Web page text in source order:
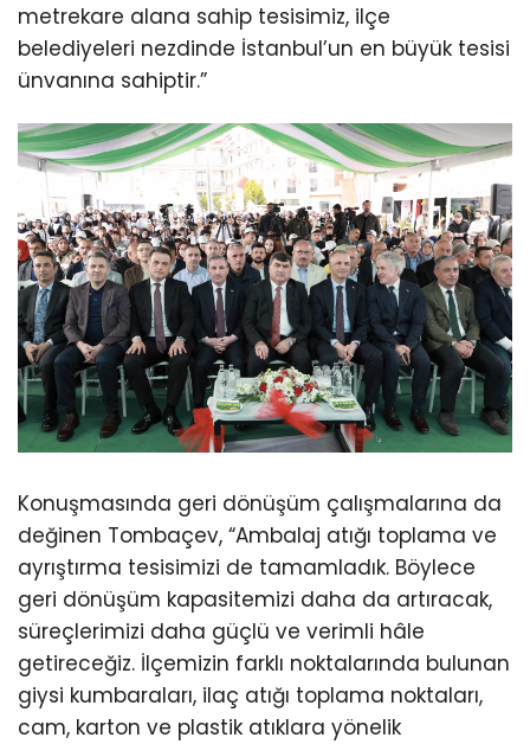
metrekare alana sahip tesisimiz, ilçe
belediyeleri nezdinde İstanbul’un en büyük tesisi
ünvanına sahiptir.”
Konuşmasında geri dönüşüm çalışmalarına da
değinen Tombaçev, “Ambalaj atığı toplama ve
ayrıştırma tesisimizi de tamamladık. Böylece
geri dönüşüm kapasitemizi daha da artıracak,
süreçlerimizi daha güçlü ve verimli hâle
getireceğiz. İlçemizin farklı noktalarında bulunan
giysi kumbaraları, ilaç atığı toplama noktaları,
cam, karton ve plastik atıklara yönelik